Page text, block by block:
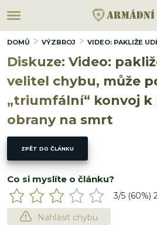
DOMŮ VÝZBROJ VIDEO: PAKLIŽE
Diskuze: Video:
velitel chybu, může
„triumfální“ konvoj k
obrany na smrt
ZPĚT DO ČLÁNKU
Co si myslíte o článku?
3/5 (60%)
Nahlásit chybu